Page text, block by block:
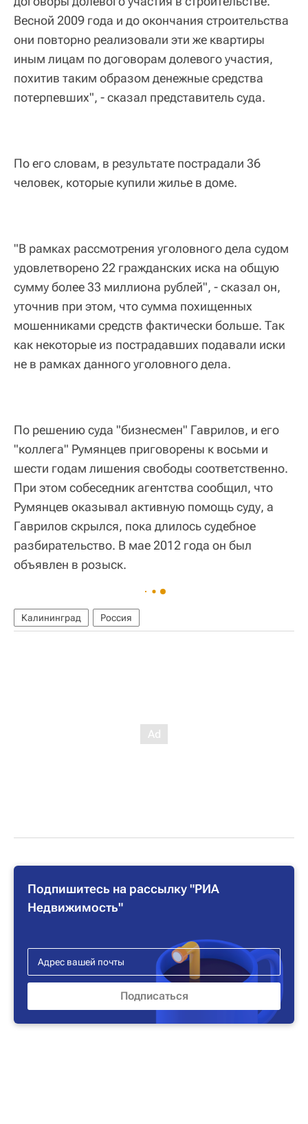
Весной 2009 года и до окончания строительства
они повторно реализовали эти же квартиры
иным лицам по договорам долевого участия,
похитив таким образом денежные средства
потерпевших", - сказал представитель суда.
По его словам, в результате пострадали 36
человек, которые купили жилье в доме.
"В рамках рассмотрения уголовного дела судом
удовлетворено 22 гражданских иска на общую
сумму более 33 миллиона рублей", - сказал он,
уточнив при этом, что сумма похищенных
мошенниками средств фактически больше. Так
как некоторые из пострадавших подавали иски
не в рамках данного уголовного дела.
По решению суда "бизнесмен" Гаврилов, и его
"коллега" Румянцев приговорены к восьми и
шести годам лишения свободы соответственно.
При этом собеседник агентства сообщил, что
Румянцев оказывал активную помощь суду, а
Гаврилов скрылся, пока длилось судебное
разбирательство. В мае 2012 года он был
объявлен в розыск.
Калининград Россия
Подпишитесь на рассылку "РИА
Недвижимость"